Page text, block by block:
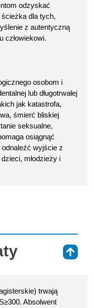
odzyskać
ścieżka dla tych,
z autentyczną
człowiekowi.
osobom i
lub długotrwałej
jak katastrofa,
śmierć bliskiej
seksualne,
osiągnąć
wyjście z
młodzieży i
trwają
Absolwent